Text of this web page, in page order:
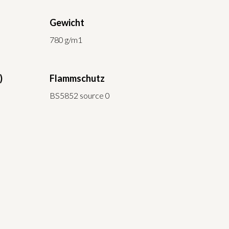
Gewicht
780 g/m1
Flammschutz
BS5852 source 0